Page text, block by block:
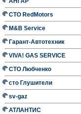
СТО RedMotors
M&B Service
Гарант-Автотехник
VIVA! GAS SERVICE
СТО Любченко
сто Глушители
sv-gaz
АТЛАНТИС